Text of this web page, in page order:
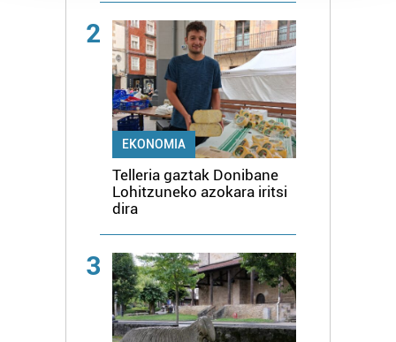
teknologia erabiliz, cookieak adibidez, iragarki eta eduki
pertsonalizatuak eskaintzeko, iragarkiak eta edukia
neurtzeko, jendeari buruzko informazioa biltzeko eta
produktuak garatzeko. Zure datuak nork eta zertarako
erabiltzen dituen hauta dezakezu.
Bazkide batzuek ez dizute baimenik eskatzen, eta beren
interes komertzial legitimoetan babesten dira. Ikusi gure
bazkideen zerrenda, beren ustez zein helburutarako
Lortu zure datu pertsonalak prozesatzeko moduari
buruzko informazio gehiago eta ezarri zure lehentasunak
datuen atalean. Edozein unetan alda edo ken dezakezu
2
EKONOMIA
Telleria gaztak Donibane
Lohitzuneko azokara iritsi
dira
3